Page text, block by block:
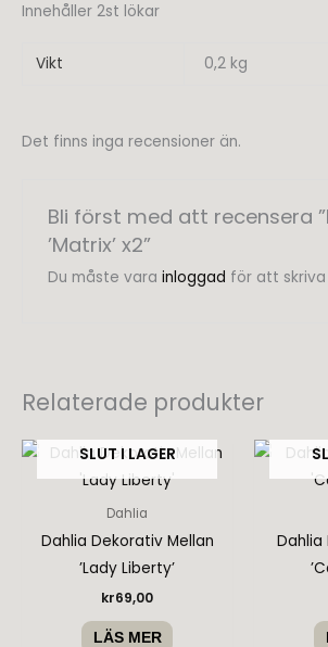
Innehåller 2st lökar
Vikt 0,2 kg
Det finns inga recensioner än.
Bli först med att recensera
’Matrix’ x2”
Du måste vara inloggad för att skriva
Relaterade produkter
SLUT I LAGER
Dahlia
Dahlia Dekorativ Mellan
’Lady Liberty’
kr69,00
LÄS MER